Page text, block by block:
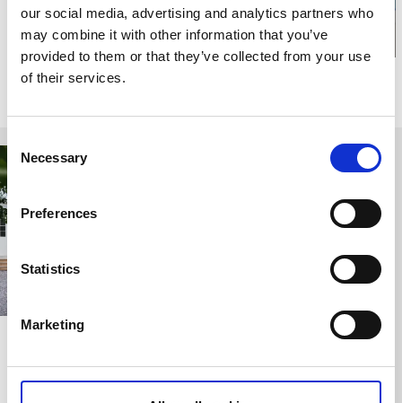
our social media, advertising and analytics partners who
may combine it with other information that you’ve
provided to them or that they’ve collected from your use
of their services.
Selection
Necessary
Preferences
Statistics
Marketing
Grästorp Grästorp